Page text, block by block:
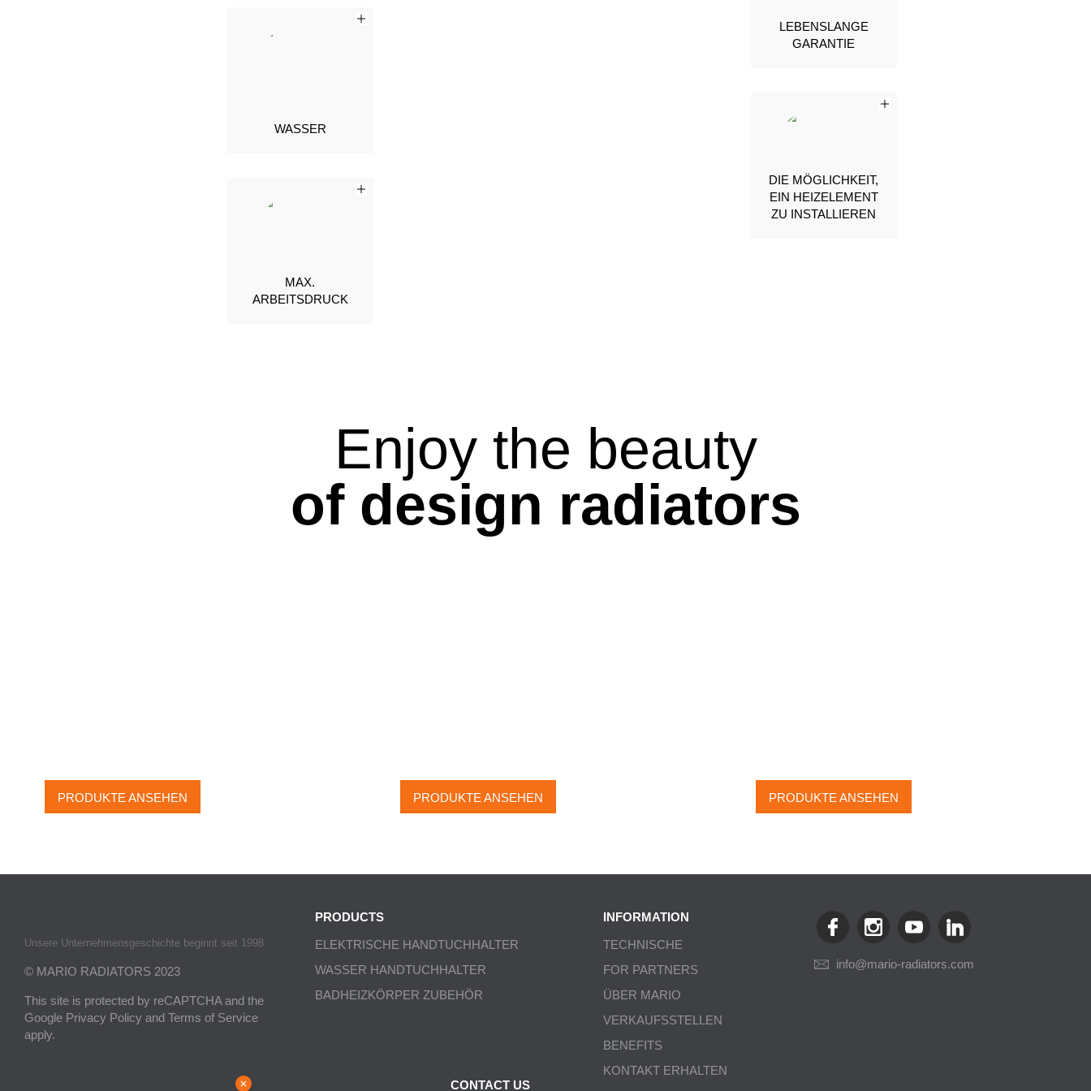
WASSER
MAX.
ARBEITSDRUCK
LEBENSLANGE
GARANTIE
DIE MÖGLICHKEIT,
EIN HEIZELEMENT
ZU INSTALLIEREN
Enjoy the beauty
of design radiators
PRODUKTE ANSEHEN PRODUKTE ANSEHEN PRODUKTE ANSEHEN
Unsere Unternehmensgeschichte beginnt seit 1998
© MARIO RADIATORS 2023
This site is protected by reCAPTCHA and the
Google Privacy Policy and Terms of Service
apply.
PRODUCTS
ELEKTRISCHE HANDTUCHHALTER
WASSER HANDTUCHHALTER
BADHEIZKÖRPER ZUBEHÖR
INFORMATION
TECHNISCHE
FOR PARTNERS
ÜBER MARIO
VERKAUFSSTELLEN
BENEFITS
KONTAKT ERHALTEN
CONTACT US
info@mario-radiators.com